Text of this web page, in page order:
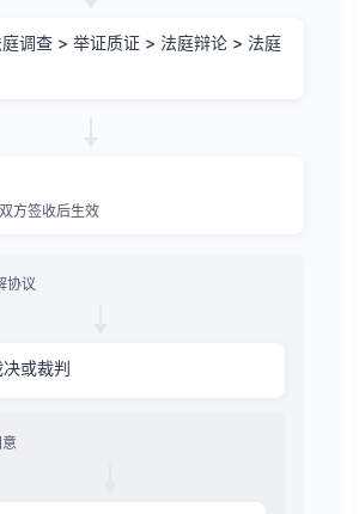
调查 > 举证质证 > 法庭辩论 > 法庭
方签收后生效
协议
或裁判